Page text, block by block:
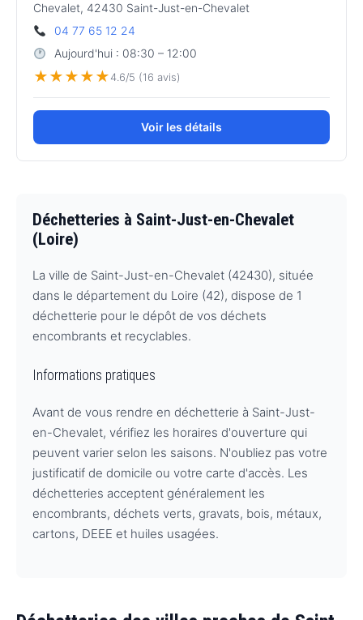
Chevalet, 42430 Saint-Just-en-Chevalet
04 77 65 12 24
Aujourd'hui : 08:30 – 12:00
★★★★★4.6/5 (16 avis)
Voir les détails
Déchetteries à Saint-Just-en-Chevalet
(Loire)
La ville de Saint-Just-en-Chevalet (42430), située
dans le département du Loire (42), dispose de 1
déchetterie pour le dépôt de vos déchets
encombrants et recyclables.
Informations pratiques
Avant de vous rendre en déchetterie à Saint-Just-
en-Chevalet, vérifiez les horaires d'ouverture qui
peuvent varier selon les saisons. N'oubliez pas votre
justificatif de domicile ou votre carte d'accès. Les
déchetteries acceptent généralement les
encombrants, déchets verts, gravats, bois, métaux,
cartons, DEEE et huiles usagées.